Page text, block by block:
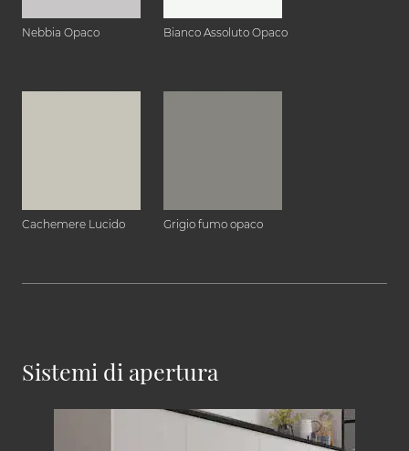
Nebbia Opaco Bianco Assoluto Opaco
Cachemere Lucido Grigio fumo opaco
Sistemi di apertura